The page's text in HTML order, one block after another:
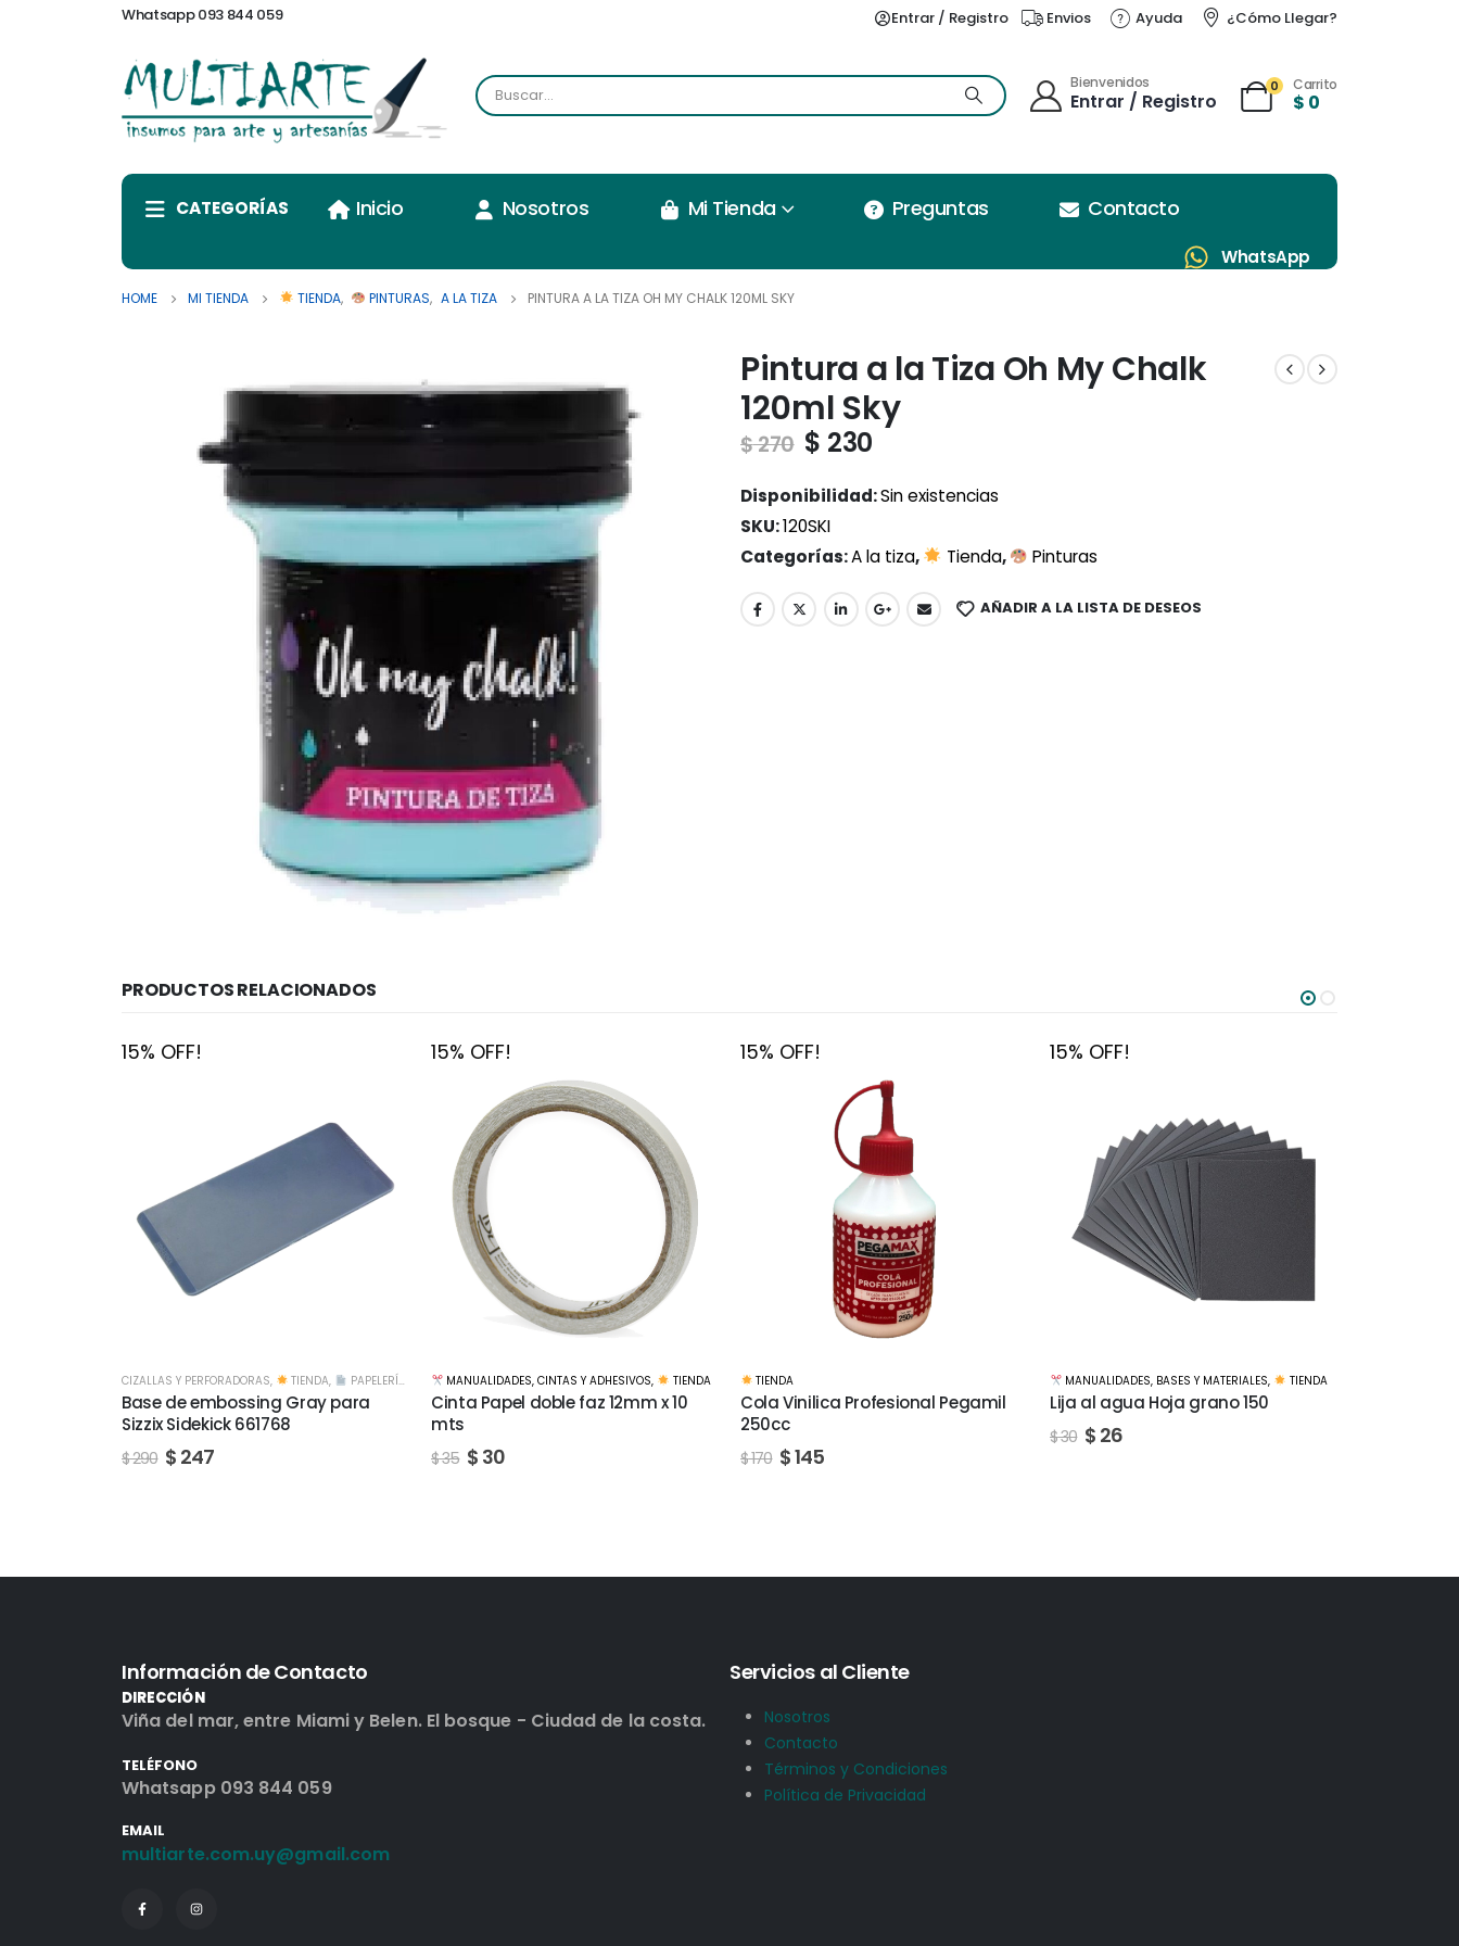
Whatsapp 093 844 059 Entrar / Registro Envios Ayuda ¿Cómo Llegar?
Bienvenidos
Entrar / Registro
0 Carrito
$ 0
CATEGORÍAS Inicio Nosotros Mi Tienda Preguntas Contacto
WhatsApp
HOME MI TIENDA TIENDA, PINTURAS, A LA TIZA PINTURA A LA TIZA OH MY CHALK 120ML SKY
Pintura a la Tiza Oh My Chalk
120ml Sky
$270 $ 230
Disponibilidad:Sin existencias
SKU:120SKI
Categorías:A la tiza, Tienda, Pinturas
AÑADIR A LA LISTA DE DESEOS
PRODUCTOS RELACIONADOS
15% OFF!
MANUALIDADES,CINTAS Y ADHESIVOS, TIENDA
Cinta Papel doble faz 12mm x 10
mts
$35 $30
15% OFF!
TIENDA
Cola Vinilica Profesional Pegamil
250cc
$170 $ 145
15% OFF!
MANUALIDADES
Lija al agua Hoja grano 150
$30 $26
15% OFF!
MANUALIDADES, BASES Y MATERIALES, TIENDA
Lija al agua Hoja grano 2000
$60 $ 51
Información de Contacto
DIRECCIÓN
Viña del mar, entre Miami y Belen. El bosque - Ciudad de la costa.
TELÉFONO
Whatsapp 093 844 059
EMAIL
multiarte.com.uy@gmail.com
Servicios al Cliente
Nosotros
Contacto
Términos y Condiciones
Política de Privacidad